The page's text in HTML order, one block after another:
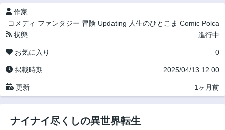
作家
コメディ ファンタジー 冒険 Updating 人生のひとこま Comic Polca
状態
進行中
お気に入り 0
掲載時期 2025/04/13 12:00
更新 1ヶ月前
ナイナイ尽くしの異世界転生